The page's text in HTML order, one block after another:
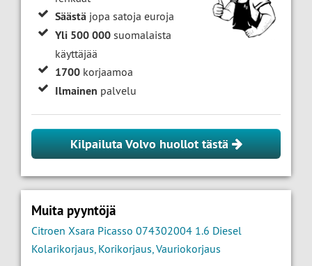
Säästä jopa satoja euroja
Yli 500 000 suomalaista
käyttäjää
1700 korjaamoa
Ilmainen palvelu
Kilpailuta Volvo huollot tästä
Muita pyyntöjä
Citroen Xsara Picasso 074302004 1.6 Diesel
Kolarikorjaus, Korikorjaus, Vauriokorjaus